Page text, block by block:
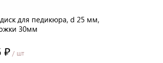
для педикюра, d 25 мм,
30мм
₽ / шт